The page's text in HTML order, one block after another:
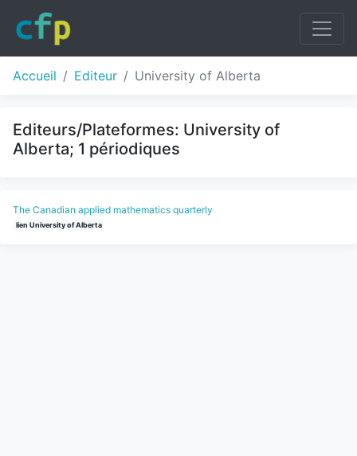
Accueil Editeur University of Alberta
Editeurs/Plateformes: University of
Alberta; 1 périodiques
The Canadian applied mathematics quarterly
lien University of Alberta